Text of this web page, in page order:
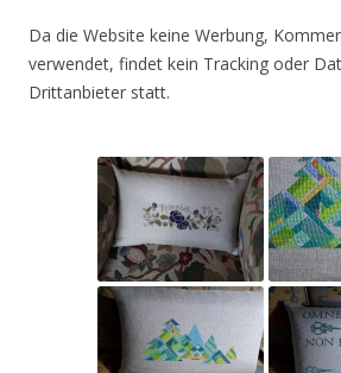
Da die Website keine Werbung,
verwendet, findet kein Tracking oder
Drittanbieter statt.